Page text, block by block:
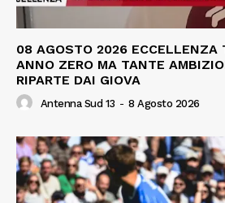
08 AGOSTO 2026 ECCELLENZA
ANNO ZERO MA TANTE
RIPARTE DAI GIOVA
Antenna Sud 13 - 8 Agosto 2026